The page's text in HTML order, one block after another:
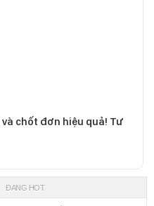
chốt đơn hiệu quả! Tư
ĐANG HOT